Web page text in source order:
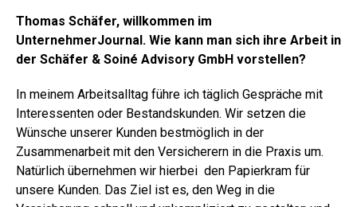
Thomas Schäfer, willkommen im
UnternehmerJournal. Wie kann man sich ihre Arbeit in
der Schäfer & Soiné Advisory GmbH vorstellen?
In meinem Arbeitsalltag führe ich täglich Gespräche mit
Interessenten oder Bestandskunden. Wir setzen die
Wünsche unserer Kunden bestmöglich in der
Zusammenarbeit mit den Versicherern in die Praxis um.
Natürlich übernehmen wir hierbei den Papierkram für
unsere Kunden. Das Ziel ist es, den Weg in die